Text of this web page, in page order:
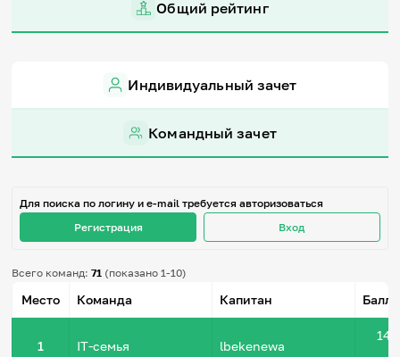
Игры и тренажеры
Знания в тестах
Словарь
Комиксы
Педагогам
Школа наставников
Методика
Незрячим
English
Регистрация Вход
Общий рейтинг
Индивидуальный зачет
Командный зачет
Для поиска по логину и e-mail требуется авторизоваться
Регистрация
Вход
Всего команд:71 (показано 1-10)
Место Команда Капитан
1 IT-семья lbekenewa